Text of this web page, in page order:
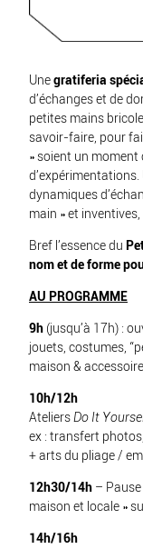
Unegratiferia
d’échanges et de
petites mains
savoir-faire, pour
» soient un
dynamiques
main » et
Bref l’essence du
nom et de forme
AU PROGRAMME
9h (jusqu’à 17h) :
jouets, costumes,
maison &
10h/12h
AteliersDo It
ex : transfert
+ arts du pliage /
12h30/14h –
maison et locale »
14h/16h